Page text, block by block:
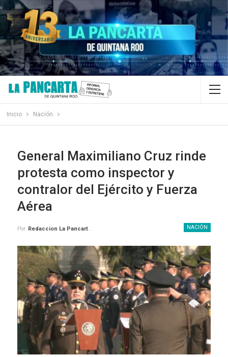
Inicio Nación
General Maximiliano Cruz rinde
protesta como inspector y
contralor del Ejército y Fuerza
Aérea
NACIÓN
Por Redaccion La Pancarta De Quintana Roo